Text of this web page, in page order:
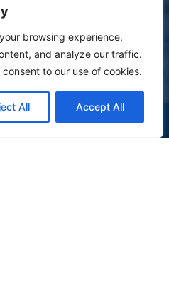
browsing experience,
and analyze our traffic.
to our use of cookies.
All Accept All